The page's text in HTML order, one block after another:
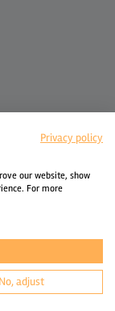
Privacy policy
our website, show
For more
No, adjust